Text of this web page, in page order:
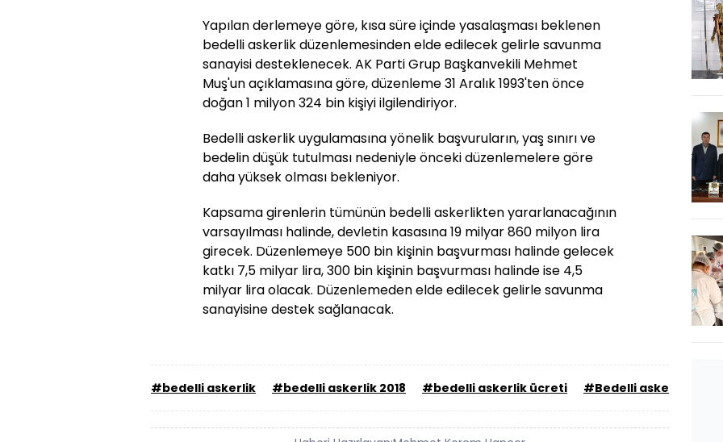
Yapılan derlemeye göre, kısa süre içinde yasalaşması beklenen
bedelli askerlik düzenlemesinden elde edilecek gelirle savunma
sanayisi desteklenecek. AK Parti Grup Başkanvekili Mehmet
Muş'un açıklamasına göre, düzenleme 31 Aralık 1993'ten önce
doğan 1 milyon 324 bin kişiyi ilgilendiriyor.
Bedelli askerlik uygulamasına yönelik başvuruların, yaş sınırı ve
bedelin düşük tutulması nedeniyle önceki düzenlemelere göre
daha yüksek olması bekleniyor.
Kapsama girenlerin tümünün bedelli askerlikten yararlanacağının
varsayılması halinde, devletin kasasına 19 milyar 860 milyon lira
girecek. Düzenlemeye 500 bin kişinin başvurması halinde gelecek
katkı 7,5 milyar lira, 300 bin kişinin başvurması halinde ise 4,5
milyar lira olacak. Düzenlemeden elde edilecek gelirle savunma
sanayisine destek sağlanacak.
#bedelli askerlik #bedelli askerlik 2018 #bedelli askerlik ücreti #Bedelli askerlik